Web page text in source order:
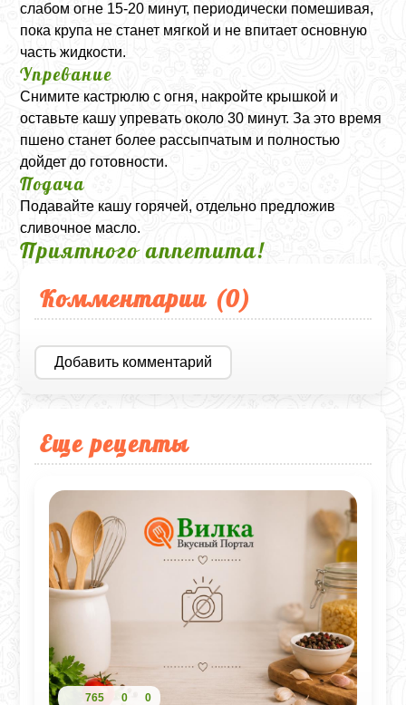
слабом огне 15-20 минут, периодически помешивая,
пока крупа не станет мягкой и не впитает основную
часть жидкости.
Упревание
Снимите кастрюлю с огня, накройте крышкой и
оставьте кашу упревать около 30 минут. За это время
пшено станет более рассыпчатым и полностью
дойдет до готовности.
Подача
Подавайте кашу горячей, отдельно предложив
сливочное масло.
Приятного аппетита!
Комментарии (0)
Добавить комментарий
Еще рецепты
765 0 0